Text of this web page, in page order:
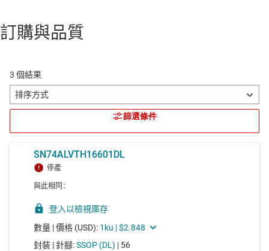
訂購與品質